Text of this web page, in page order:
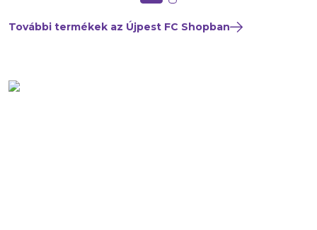
További termékek az Újpest FC Shopban